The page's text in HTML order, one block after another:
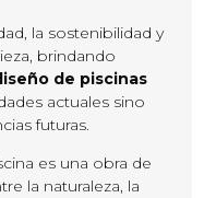
la sostenibilidad y
brindando
de piscinas
actuales sino
futuras.
es una obra de
la naturaleza, la